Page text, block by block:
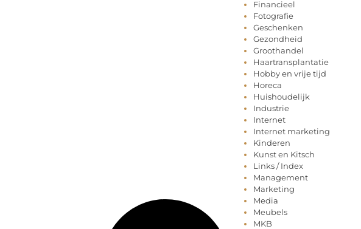
Financieel
Fotografie
Geschenken
Gezondheid
Groothandel
Haartransplantatie
Hobby en vrije tijd
Horeca
Huishoudelijk
Industrie
Internet
Internet marketing
Kinderen
Kunst en Kitsch
Links / Index
Management
Marketing
Media
Meubels
MKB